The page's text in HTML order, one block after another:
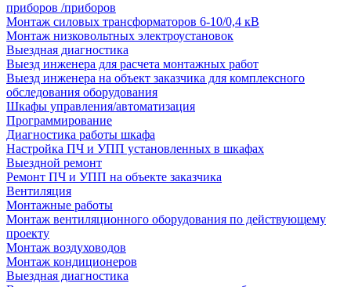
приборов /приборов
Монтаж силовых трансформаторов 6-10/0,4 кВ
Монтаж низковольтных электроустановок
Выездная диагностика
Выезд инженера для расчета монтажных работ
Выезд инженера на объект заказчика для комплексного
обследования оборудования
Шкафы управления/автоматизация
Программирование
Диагностика работы шкафа
Настройка ПЧ и УПП установленных в шкафах
Выездной ремонт
Ремонт ПЧ и УПП на объекте заказчика
Вентиляция
Монтажные работы
Монтаж вентиляционного оборудования по действующему
проекту
Монтаж воздуховодов
Монтаж кондиционеров
Выездная диагностика